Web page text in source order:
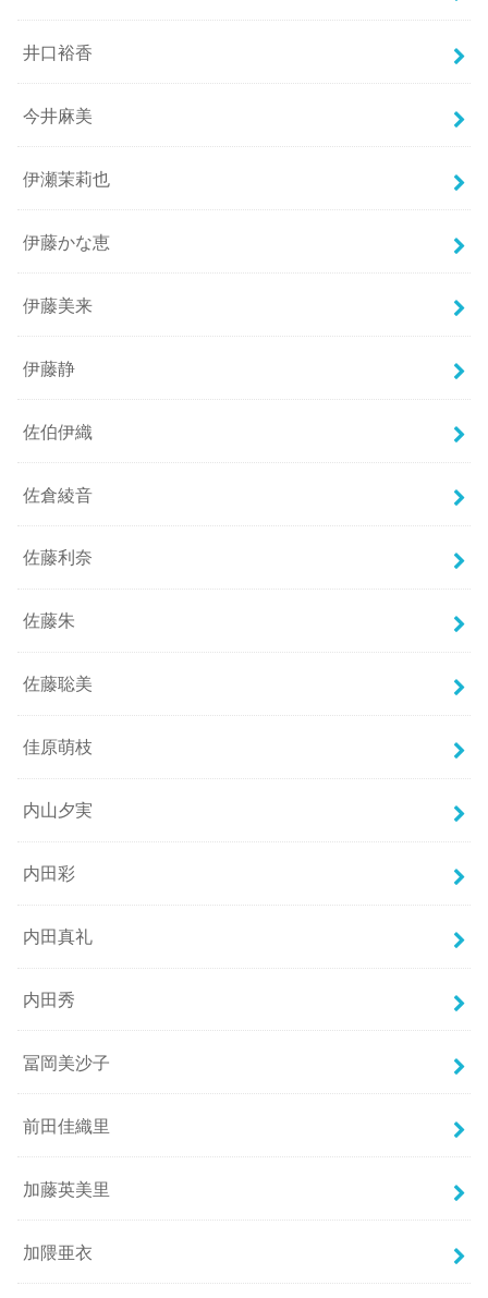
井口裕香
今井麻美
伊瀬茉莉也
伊藤かな恵
伊藤美来
伊藤静
佐伯伊織
佐倉綾音
佐藤利奈
佐藤朱
佐藤聡美
佳原萌枝
内山夕実
内田彩
内田真礼
内田秀
冨岡美沙子
前田佳織里
加藤英美里
加隈亜衣